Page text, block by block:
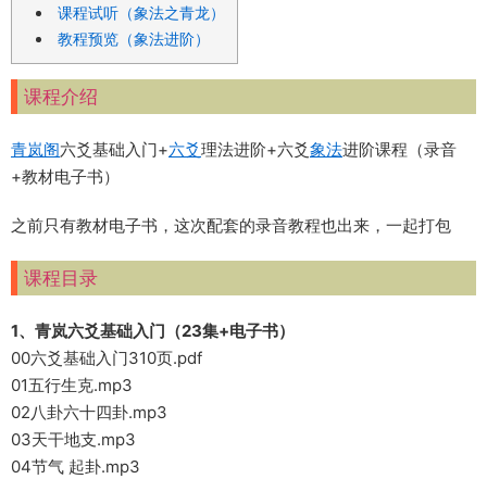
课程试听（象法之青龙）
教程预览（象法进阶）
课程介绍
青岚阁六爻基础入门+六爻理法进阶+六爻象法进阶课程（录音
+教材电子书）
之前只有教材电子书，这次配套的录音教程也出来，一起打包
课程目录
1、青岚六爻基础入门（23集+电子书）
00六爻基础入门310页.pdf
01五行生克.mp3
02八卦六十四卦.mp3
03天干地支.mp3
04节气 起卦.mp3